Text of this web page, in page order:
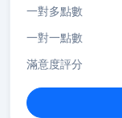
一對多點數
一對一點數
滿意度評分